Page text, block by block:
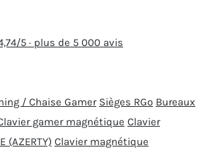
5 · plus de 5 000 avis
/ Chaise Gamer Sièges RGo Bureaux
gamer magnétique Clavier
(AZERTY) Clavier magnétique